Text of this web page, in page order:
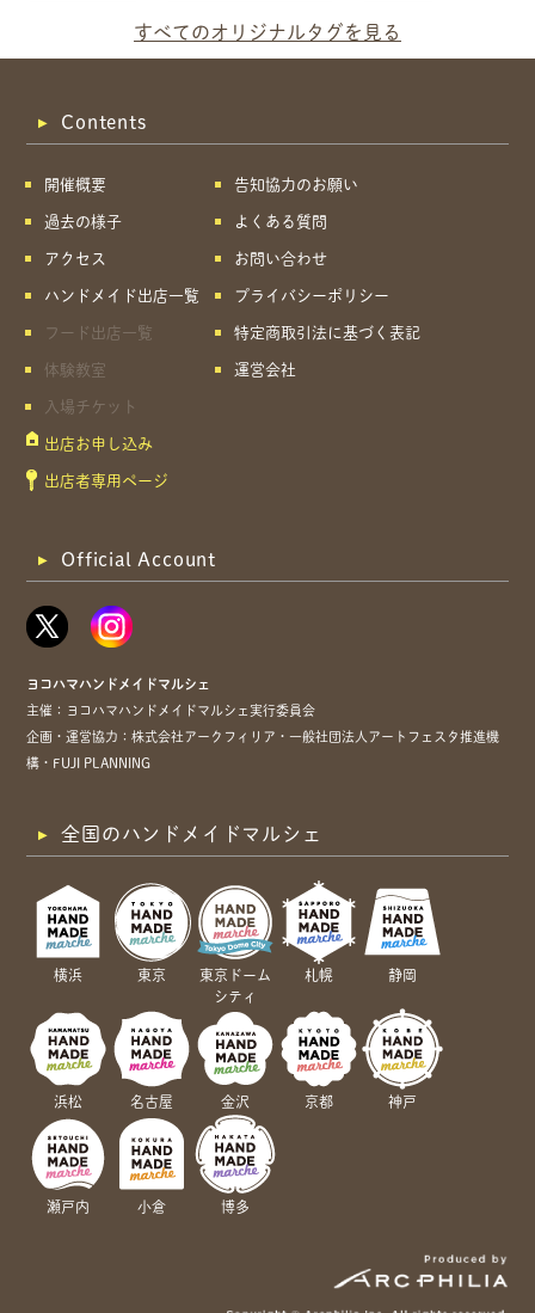
すべてのオリジナルタグを見る
共有方法を選択
Contents
開催概要
過去の様子
アクセス
ハンドメイド出店一覧
フード出店一覧
体験教室
入場チケット
出店お申し込み
出店者専用ページ
告知協力のお願い
よくある質問
お問い合わせ
プライバシーポリシー
特定商取引法に基づく表記
運営会社
Official Account
ヨコハマハンドメイドマルシェ
主催：ヨコハマハンドメイドマルシェ実行委員会
企画・運営協力：株式会社アークフィリア・一般社団法人アートフェスタ推進機
構・FUJI PLANNING
全国のハンドメイドマルシェ
横浜 東京
東京ドーム
シティ
札幌 静岡
浜松 名古屋 金沢 京都 神戸
瀬戸内 小倉 博多